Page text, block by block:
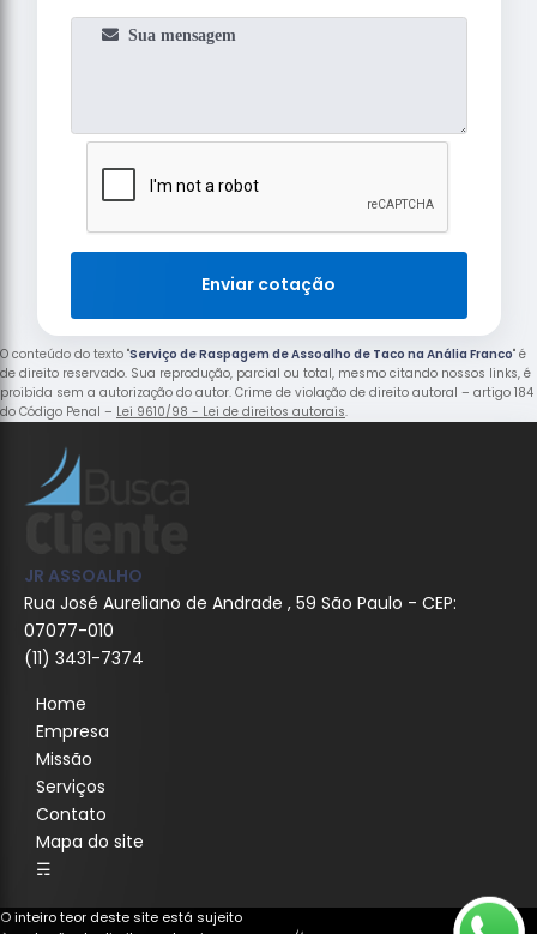
Enviar cotação
O conteúdo do texto "Serviço de Raspagem de Assoalho de Taco na Anália Franco" é
de direito reservado. Sua reprodução, parcial ou total, mesmo citando nossos links, é
proibida sem a autorização do autor. Crime de violação de direito autoral – artigo 184
do Código Penal – Lei 9610/98 - Lei de direitos autorais.
JR ASSOALHO
Rua José Aureliano de Andrade , 59 São Paulo - CEP:
07077-010
(11) 3431-7374
Home
Empresa
Missão
Serviços
Contato
Mapa do site
☴
O inteiro teor deste site está sujeito